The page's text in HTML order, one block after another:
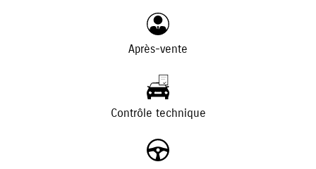
Après-vente
Contrôle technique